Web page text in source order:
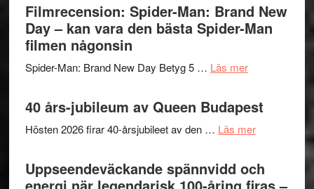
om
människans
Filmrecension: Spider-Man: Brand New
Day – kan vara den bästa Spider-Man
filmen någonsin
Spider-Man: Brand New Day Betyg 5 … Läs merom
Spider-
Man:
Brand
Day
–
40 års-jubileum av Queen Budapest
Hösten 2026 firar 40-årsjubileet av den … Läs merom
års-
jubileum
Uppseendeväckande spännvidd och